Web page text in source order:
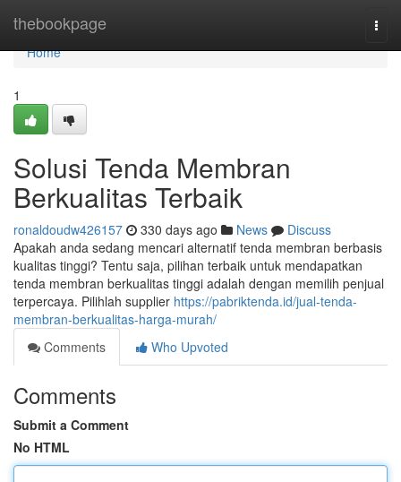
thebookpage
Home
Home
1
Solusi Tenda Membran
Berkualitas Terbaik
ronaldoudw426157 330 days ago News
Discuss
Apakah anda sedang mencari alternatif tenda membran berbasis
kualitas tinggi? Tentu saja, pilihan terbaik untuk mendapatkan
tenda membran berkualitas tinggi adalah dengan memilih penjual
terpercaya. Pilihlah supplier https://pabriktenda.id/jual-tenda-
membran-berkualitas-harga-murah/
Comments
Who Upvoted
Comments
Submit a Comment
No HTML